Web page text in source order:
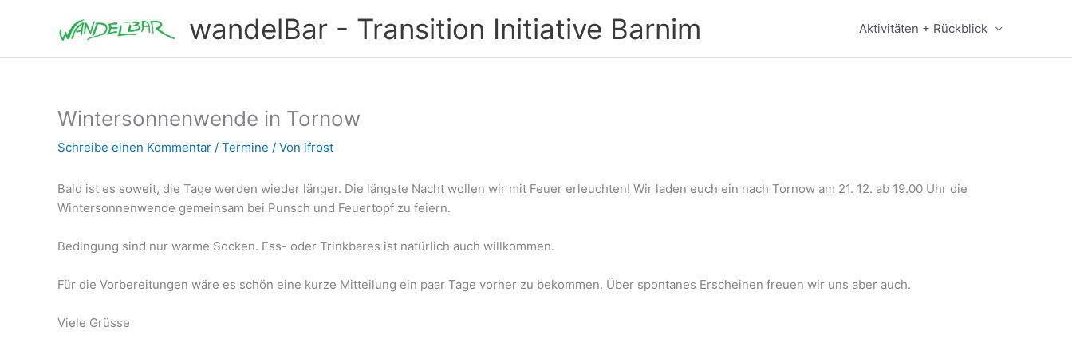
wandelBar - Transition Initiative Barnim Aktivitäten + Rückblick
Wintersonnenwende in Tornow
Schreibe einen Kommentar / Termine / Von ifrost
Bald ist es soweit, die Tage werden wieder länger. Die längste Nacht wollen wir mit Feuer erleuchten! Wir laden euch ein nach Tornow am 21. 12. ab 19.00 Uhr die
Wintersonnenwende gemeinsam bei Punsch und Feuertopf zu feiern.
Bedingung sind nur warme Socken. Ess- oder Trinkbares ist natürlich auch willkommen.
Für die Vorbereitungen wäre es schön eine kurze Mitteilung ein paar Tage vorher zu bekommen. Über spontanes Erscheinen freuen wir uns aber auch.
Viele Grüsse